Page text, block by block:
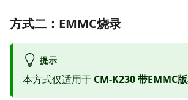
方式二：EMMC烧录
提示
本方式仅适用于 CM-K230 带EMMC